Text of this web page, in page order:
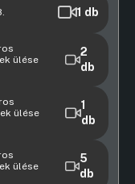
századi kerület.
keressen
1 db
ülése
2
db
2026-os
vitájához
kampány során
ülése
1
db
ülése
5
db